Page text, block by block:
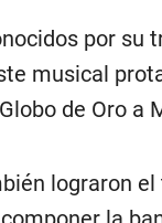
por su
musical
de Oro a
lograron